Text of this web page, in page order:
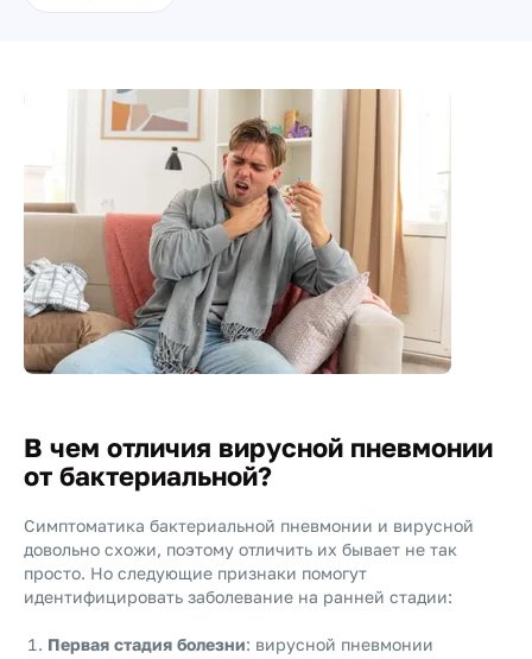
В чем отличия вирусной пневмонии
от бактериальной?
Симптоматика бактериальной пневмонии и вирусной
довольно схожи, поэтому отличить их бывает не так
просто. Но следующие признаки помогут
идентифицировать заболевание на ранней стадии:
Первая стадия болезни: вирусной пневмонии